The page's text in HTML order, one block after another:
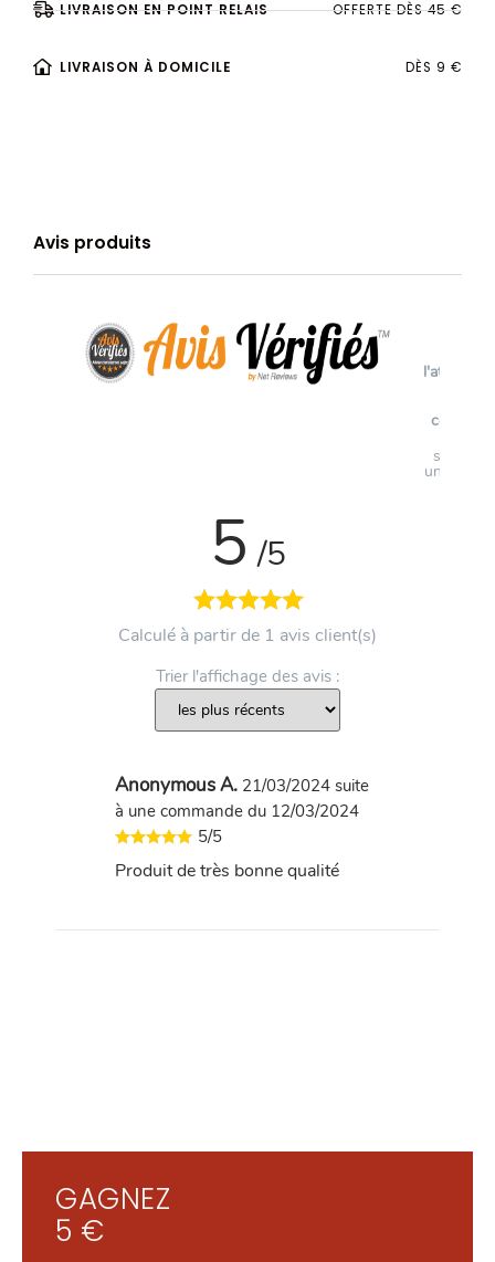
LIVRAISON EN POINT RELAIS OFFERTE DÈS 45 €
LIVRAISON À DOMICILE DÈS 9 €
Avis produits
soumis à
un
5 /5
Calculé à partir de 1 avis client(s)
Trier l'affichage des avis :
Anonymous A. 21/03/2024 suite
à une commande du 12/03/2024
5/5
Produit de très bonne qualité
GAGNEZ
5 €